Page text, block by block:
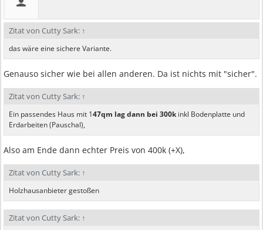
Zitat von Cutty Sark: ↑
das wäre eine sichere Variante.
Genauso sicher wie bei allen anderen. Da ist nichts mit "sicher".
Zitat von Cutty Sark: ↑
Ein passendes Haus mit 147qm lag dann bei 300kinkl Bodenplatte und
Erdarbeiten (Pauschal),
Also am Ende dann echter Preis von 400k (+X),
Zitat von Cutty Sark: ↑
Holzhausanbieter gestoßen
Zitat von Cutty Sark: ↑